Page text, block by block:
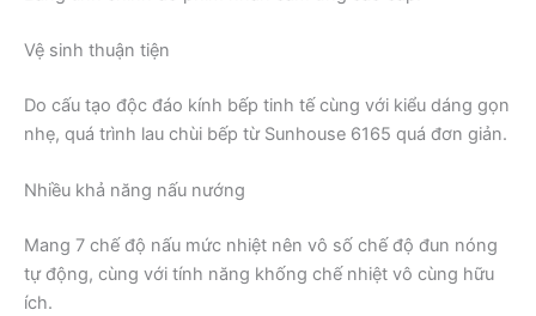
Vệ sinh thuận tiện
Do cấu tạo độc đáo kính bếp tinh tế cùng với kiểu dáng gọn
nhẹ, quá trình lau chùi bếp từ Sunhouse 6165 quá đơn giản.
Nhiều khả năng nấu nướng
Mang 7 chế độ nấu mức nhiệt nên vô số chế độ đun nóng
tự động, cùng với tính năng khống chế nhiệt vô cùng hữu
ích.